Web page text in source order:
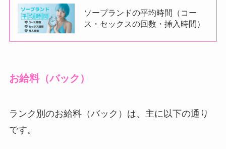
ソープランドの平均時間（コー
ス・セックスの回数・挿入時間）
お給料（バック）
ランク別のお給料（バック）は、主に以下の通り
です。